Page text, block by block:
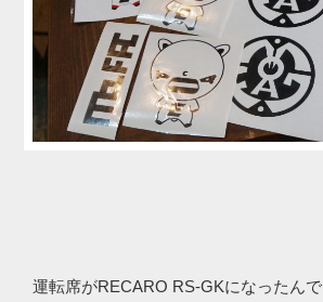
運転席がRECARO RS-GKになったんで